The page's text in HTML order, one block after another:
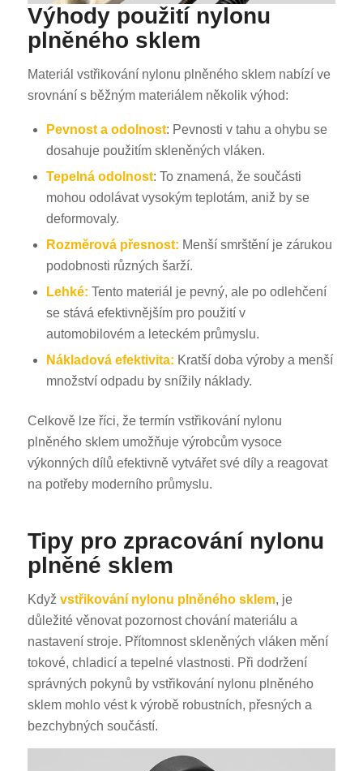
Výhody použití nylonu
plněného sklem
Materiál vstřikování nylonu plněného sklem nabízí ve
srovnání s běžným materiálem několik výhod:
Pevnost a odolnost: Pevnosti v tahu a ohybu se
dosahuje použitím skleněných vláken.
Tepelná odolnost: To znamená, že součásti
mohou odolávat vysokým teplotám, aniž by se
deformovaly.
Rozměrová přesnost: Menší smrštění je zárukou
podobnosti různých šarží.
Lehké: Tento materiál je pevný, ale po odlehčení
se stává efektivnějším pro použití v
automobilovém a leteckém průmyslu.
Nákladová efektivita: Kratší doba výroby a menší
množství odpadu by snížily náklady.
Celkově lze říci, že termín vstřikování nylonu
plněného sklem umožňuje výrobcům vysoce
výkonných dílů efektivně vytvářet své díly a reagovat
na potřeby moderního průmyslu.
Tipy pro zpracování nylonu
plněné sklem
Když vstřikování nylonu plněného sklem, je
důležité věnovat pozornost chování materiálu a
nastavení stroje. Přítomnost skleněných vláken mění
tokové, chladicí a tepelné vlastnosti. Při dodržení
správných pokynů by vstřikování nylonu plněného
sklem mohlo vést k výrobě robustních, přesných a
bezchybných součástí.